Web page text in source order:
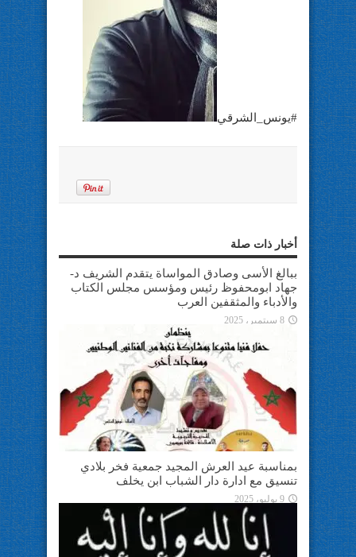
#يونس_الشرقي
أخبار ذات صلة
ببالغ الأسى وصادق المواساة يتقدم الشريف د-
جهاد ابومحفوظ رئيس ومؤسس مجلس الكتاب
والأدباء والمثقفين العرب
8 سبتمبر، 2025
بمناسبة عيد العرش المجيد جمعية فخر بلادي
تنسيق مع ادارة دار الشباب ابن يخلف
9 يوليو، 2025